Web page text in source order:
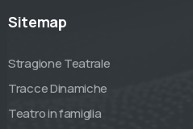
Sitemap
Stragione Teatrale
Tracce Dinamiche
Teatro in famiglia